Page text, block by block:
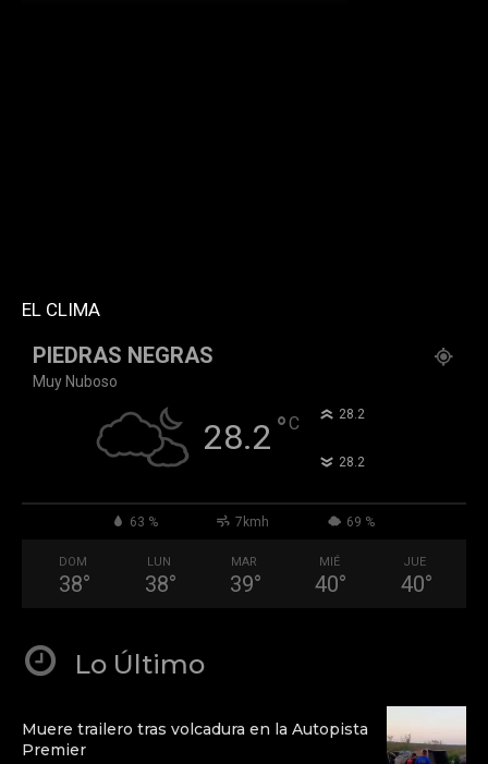
EL CLIMA
PIEDRAS NEGRAS
Muy Nuboso
28.2 °C 28.2°
28.2°
63 % 7kmh 69 %
DOM
38°
LUN
38°
MAR
39°
MIÉ
40°
JUE
40°
Lo Último
Muere trailero tras volcadura en la Autopista
Premier